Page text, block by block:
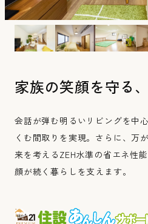
Wロフトの
みんなのい
家族の笑顔を守る
会話が弾む明るいリビングを中
くむ間取りを実現。さらに、万
来を考えるZEH水準の省エネ性
顔が続く暮らしを支えます。